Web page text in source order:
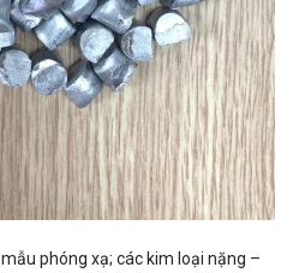
phóng xạ; các kim loại nặng –